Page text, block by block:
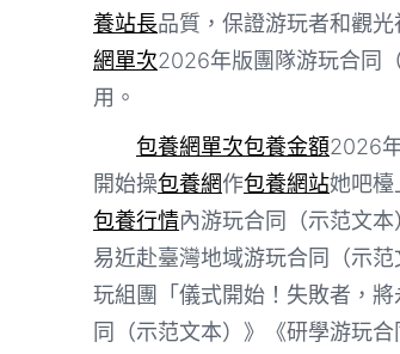
養站長品質，保證游玩者和觀
網單次2026年版團隊游玩合同
用。
包養網單次包養金額2026
開始操包養網作包養網站她吧檯
包養行情內游玩合同（示范文
易近赴臺灣地域游玩合同（示
玩組團「儀式開始！失敗者，
同（示范文本）》《研學游玩